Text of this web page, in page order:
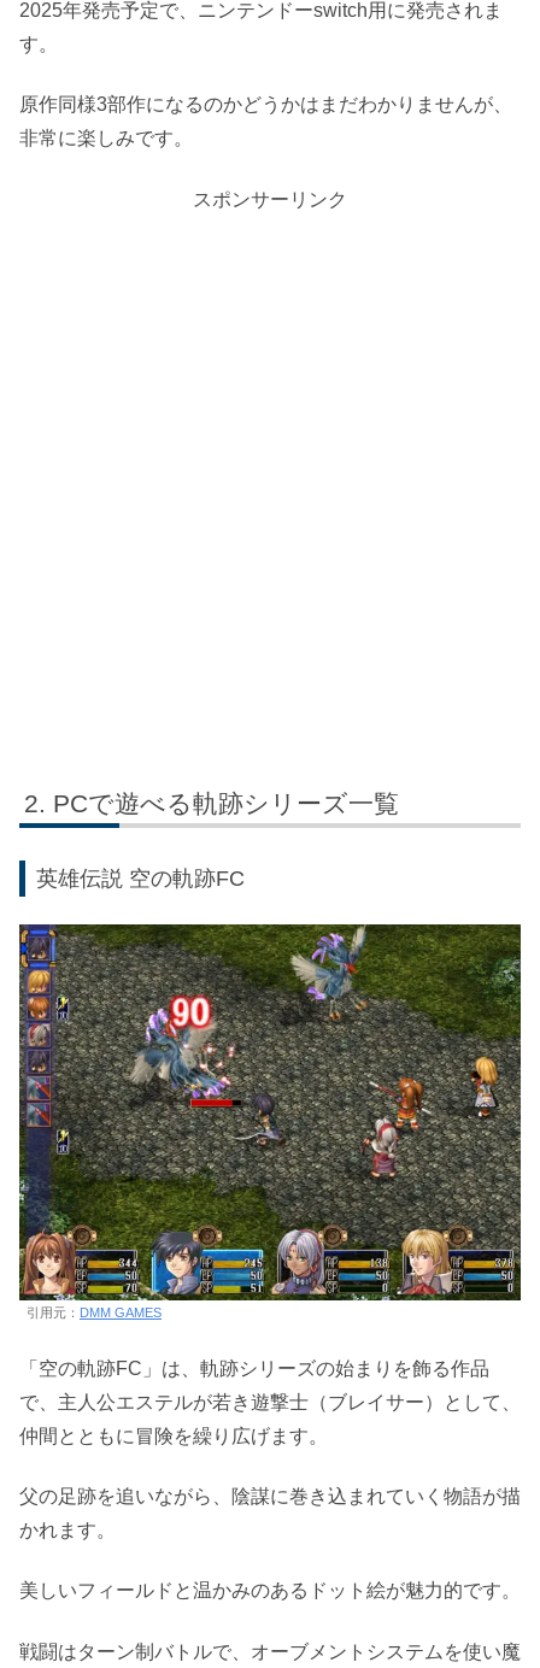
2025年発売予定で、ニンテンドーswitch用に発売されま
す。
原作同様3部作になるのかどうかはまだわかりませんが、
非常に楽しみです。
スポンサーリンク
PCで遊べる軌跡シリーズ一覧
英雄伝説 空の軌跡FC
引用元： DMM GAMES
「空の軌跡FC」は、軌跡シリーズの始まりを飾る作品
で、主人公エステルが若き遊撃士（ブレイサー）として、
仲間とともに冒険を繰り広げます。
父の足跡を追いながら、陰謀に巻き込まれていく物語が描
かれます。
美しいフィールドと温かみのあるドット絵が魅力的です。
戦闘はターン制バトルで、オーブメントシステムを使い魔